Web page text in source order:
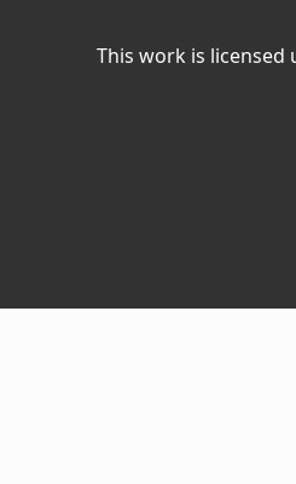
This work is licensed